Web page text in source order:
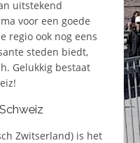
uitstekend
voor een goede
regio ook nog eens
steden biedt,
Gelukkig bestaat
Zwitserland) is het